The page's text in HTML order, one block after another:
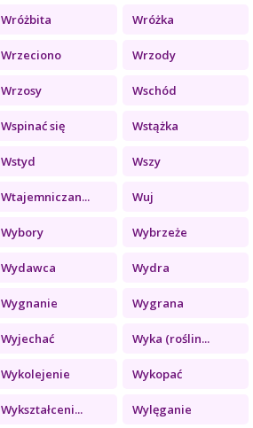
Wróżbita Wróżka
Wrzeciono Wrzody
Wrzosy Wschód
Wspinać się Wstążka
Wstyd Wszy
Wtajemniczan... Wuj
Wybory Wybrzeże
Wydawca Wydra
Wygnanie Wygrana
Wyjechać Wyka (roślin...
Wykolejenie Wykopać
Wykształceni... Wylęganie